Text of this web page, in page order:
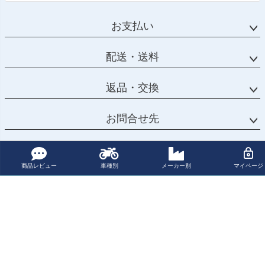
商品レビュー 車種別 メーカー別 マイページ
お支払い
配送・送料
返品・交換
お問合せ先
カテゴリー
マイページ